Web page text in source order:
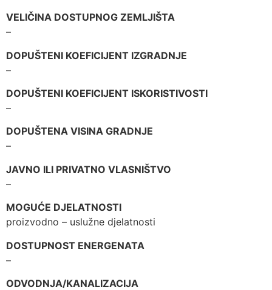
VELIČINA DOSTUPNOG ZEMLJIŠTA
–
DOPUŠTENI KOEFICIJENT IZGRADNJE
–
DOPUŠTENI KOEFICIJENT ISKORISTIVOSTI
–
DOPUŠTENA VISINA GRADNJE
–
JAVNO ILI PRIVATNO VLASNIŠTVO
–
MOGUĆE DJELATNOSTI
proizvodno – uslužne djelatnosti
DOSTUPNOST ENERGENATA
–
ODVODNJA/KANALIZACIJA